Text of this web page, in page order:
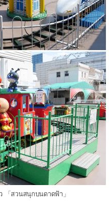
「สวนสนุกบนดาดฟ้า」